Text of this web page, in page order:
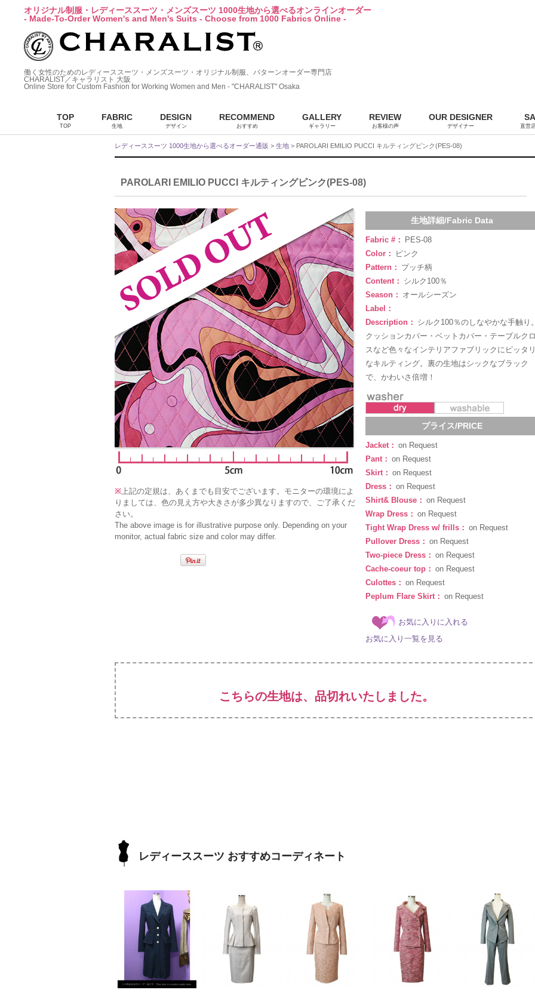
オリジナル制服・レディーススーツ・メンズスーツ 1000生地から選べるオンラインオーダー
- Made-To-Order Women's and Men's Suits - Choose from 1000 Fabrics Online -
働く女性のためのレディーススーツ・メンズスーツ・オリジナル制服、パターンオーダー専門店
CHARALIST／キャラリスト 大阪
Online Store for Custom Fashion for Working Women and Men - "CHARALIST" Osaka
TOP
TOP
FABRIC
生地
DESIGN
デザイン
RECOMMEND
おすすめ
GALLERY
ギャラリー
REVIEW
お客様の声
OUR DESIGNER
デザイナー 直営
レディーススーツ 1000生地から選べるオーダー通販 > 生地 > PAROLARI EMILIO PUCCI キルティングピンク(PES-08)
PAROLARI EMILIO PUCCI キルティングピンク(PES-08)
※上記の定規は、あくまでも目安でございます。モニターの環境によ
りましては、色の見え方や大きさが多少異なりますので、ご了承くだ
さい。
The above image is for illustrative purpose only. Depending on your
monitor, actual fabric size and color may differ.
生地詳細/Fabric Data
Fabric #：
PES-08
Color：
ピンク
Pattern： プッチ柄
Content： シルク100％
Season： オールシーズン
Label：
Description： シルク100％のしなやかな手触り
クッションカバー・ベットカバー・テーブルク
スなど色々なインテリアファブリックにピッタ
なキルティング。裏の生地はシックなブラック
で、かわいさ倍増！
プライス/PRICE
Jacket： on Request
Pant： on Request
Skirt： on Request
Dress： on Request
Shirt& Blouse： on Request
Wrap Dress： on Request
Tight Wrap Dress w/ frills： on Request
Pullover Dress： on Request
Two-piece Dress： on Request
Cache-coeur top： on Request
Culottes： on Request
Peplum Flare Skirt： on Request
お気に入りに入れる
お気に入り一覧を見る
こちらの生地は、品切れいたしました。
レディーススーツ おすすめコーディネート